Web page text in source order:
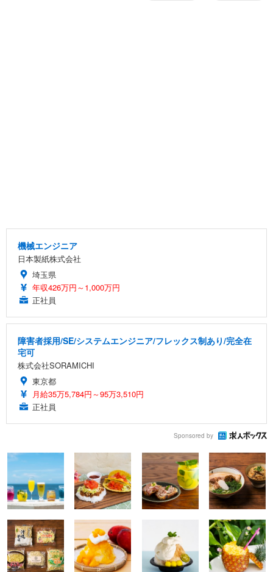
機械エンジニア
日本製紙株式会社
埼玉県
年収426万円～1,000万円
正社員
障害者採用/SE/システムエンジニア/フレックス制あり/完全在
宅可
株式会社SORAMICHI
東京都
月給35万5,784円～95万3,510円
正社員
Sponsored by